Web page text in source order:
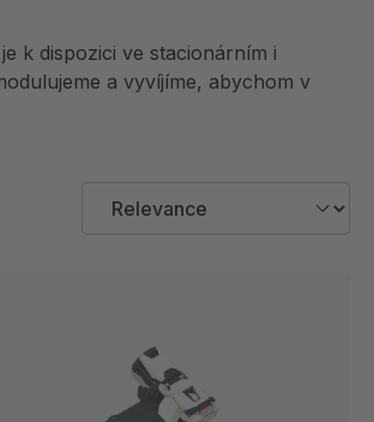
k dispozici ve stacionárním i
a vyvíjíme, abychom v